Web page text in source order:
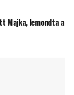
Majka, lemondta a